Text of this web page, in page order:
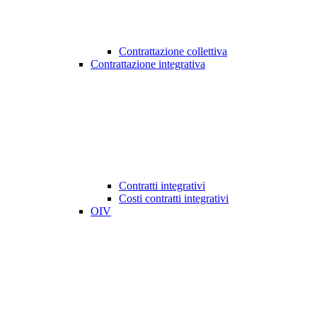
Contrattazione collettiva
Contrattazione integrativa
Contratti integrativi
Costi contratti integrativi
OIV